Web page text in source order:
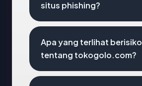
situs phishing?
Apa yang terlihat berisiko
tentang tokogolo.com?